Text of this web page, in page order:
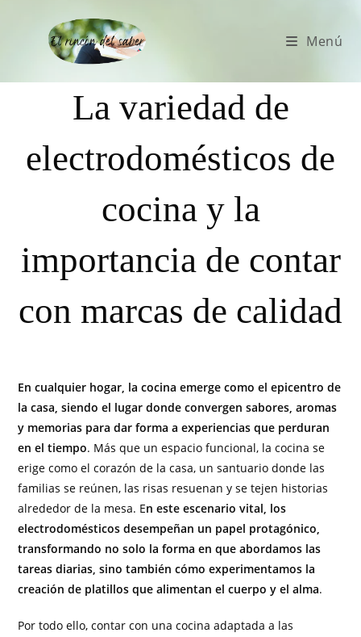
Menú
La variedad de
electrodomésticos de
cocina y la
importancia de contar
con marcas de calidad
En cualquier hogar, la cocina emerge como el epicentro de
la casa, siendo el lugar donde convergen sabores, aromas
y memorias para dar forma a experiencias que perduran
en el tiempo. Más que un espacio funcional, la cocina se
erige como el corazón de la casa, un santuario donde las
familias se reúnen, las risas resuenan y se tejen historias
alrededor de la mesa. En este escenario vital, los
electrodomésticos desempeñan un papel protagónico,
transformando no solo la forma en que abordamos las
tareas diarias, sino también cómo experimentamos la
creación de platillos que alimentan el cuerpo y el alma.
Por todo ello, contar con una cocina adaptada a las